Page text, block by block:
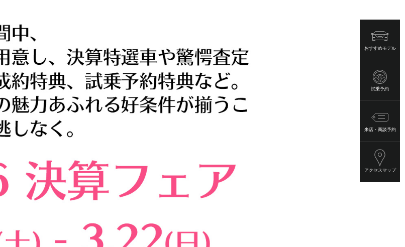
おすすめモデル
試乗予約
来店・商談予約
アクセスマップ